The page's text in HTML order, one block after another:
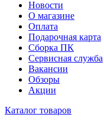
Новости
О магазине
Оплата
Подарочная карта
Сборка ПК
Сервисная служба
Вакансии
Обзоры
Акции
Каталог товаров